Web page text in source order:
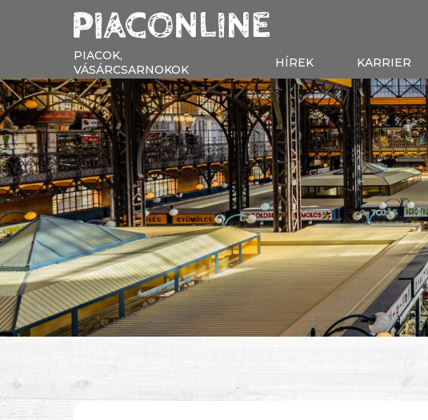
PIACOK,
VÁSÁRCSARNOKOK
HÍREK KARRIER